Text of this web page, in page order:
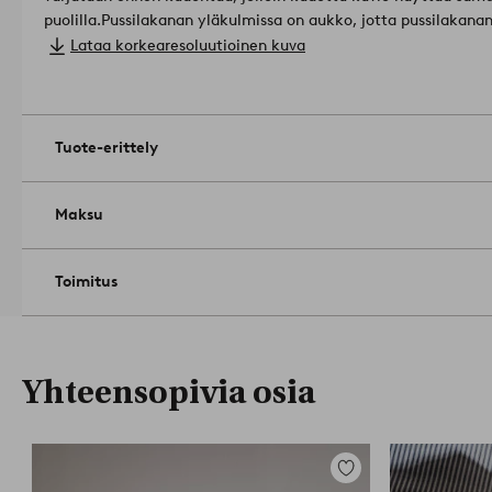
puolilla.Pussilakanan yläkulmissa on aukko, jotta
olisi helpompaa.
Materiaali: 100% Puuvilla.
Askartelutekniikka: lankavärjätty.Rumpukuivaa
valkaisuainetta. Pese ennen käyttöä. Ei kuivapesua. Kutistuu
Lataa korkearesoluutioinen kuva
Tuote-erittely
Maksu
Toimitus
Yhteensopivia osia
Lisää